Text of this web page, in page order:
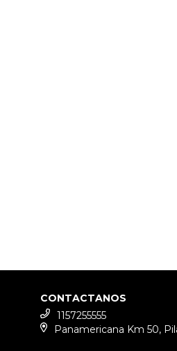
CONTACTANOS
1157255555
Panamericana Km 50,